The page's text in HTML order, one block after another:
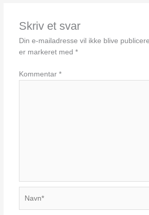
Skriv et svar
Din e-mailadresse vil ikke blive
er markeret med *
Kommentar *